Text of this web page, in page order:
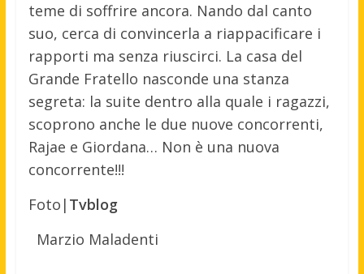
teme di soffrire ancora. Nando dal canto
suo, cerca di convincerla a riappacificare i
rapporti ma senza riuscirci. La casa del
Grande Fratello nasconde una stanza
segreta: la suite dentro alla quale i ragazzi,
scoprono anche le due nuove concorrenti,
Rajae e Giordana… Non è una nuova
concorrente!!!
Foto| Tvblog
Marzio Maladenti